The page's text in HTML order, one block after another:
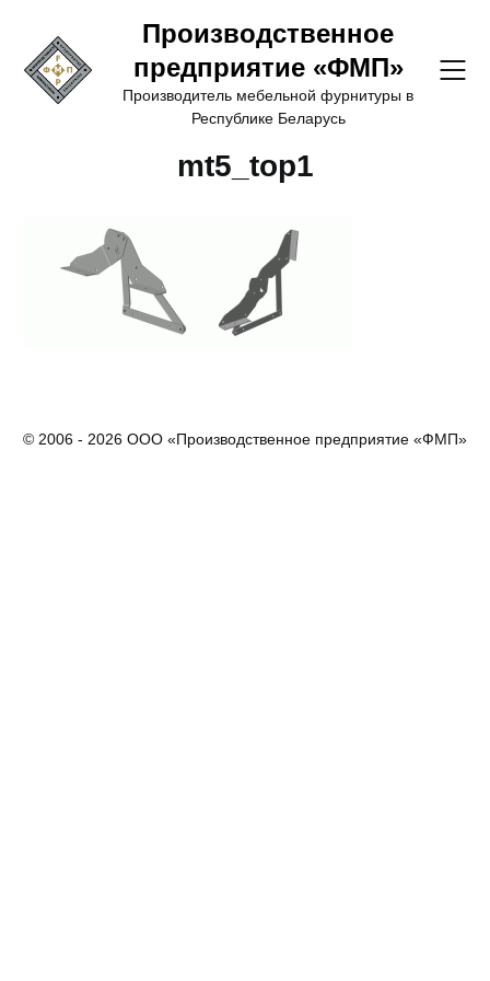
содержимому
Производственное
предприятие «ФМП»
Производитель мебельной фурнитуры в
Республике Беларусь
mt5_top1
© 2006 - 2026 ООО «Производственное предприятие «ФМП»